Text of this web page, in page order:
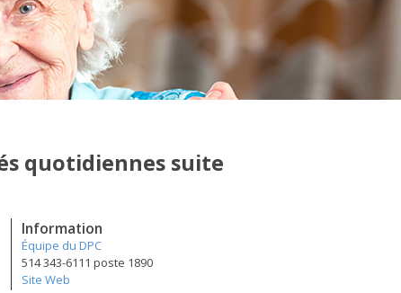
quotidiennes suite
Information
Équipe du DPC
514 343-6111 poste 1890
Site Web